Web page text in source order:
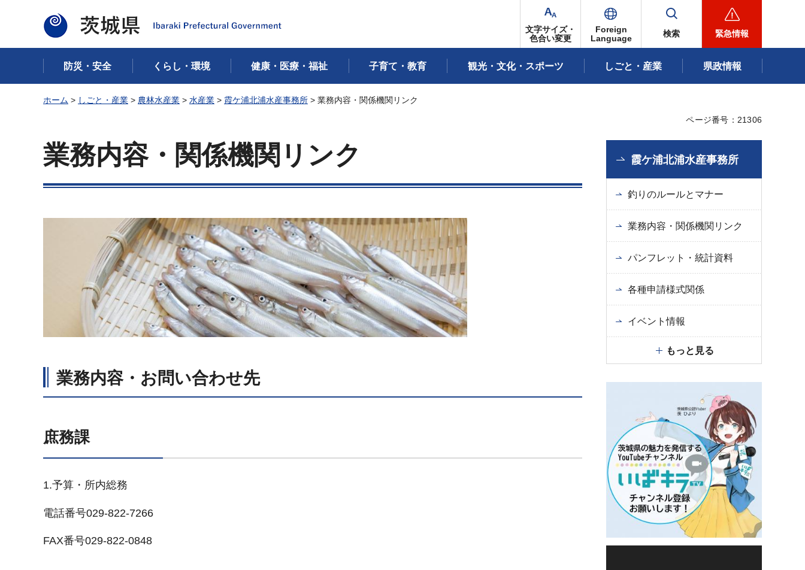
茨城県
文字サイズ・
色合い変更
Foreign
Language
検索 緊急情報
防災・安全 くらし・環境 健康・医療・福祉 子育て・教育 観光・文化・スポーツ しごと・産業 県政情報
ホーム > しごと・産業 > 農林水産業 > 水産業 > 霞ケ浦北浦水産事務所 > 業務内容・関係機関リンク
ページ番号：21306
業務内容・関係機関リンク
業務内容・お問い合わせ先
庶務課
1.予算・所内総務
電話番号029-822-7266
FAX番号029-822-0848
霞ケ浦北浦水産事務所
釣りのルールとマナー
業務内容・関係機関リンク
パンフレット・統計資料
各種申請様式関係
イベント情報
もっと見る